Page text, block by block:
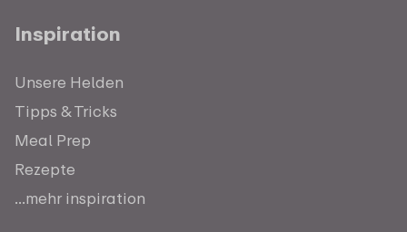
Inspiration
Unsere Helden
Tipps & Tricks
Meal Prep
Rezepte
...mehr inspiration